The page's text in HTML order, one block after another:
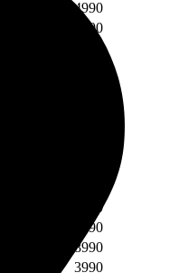
4990
5490
7490
5990
8990
3990